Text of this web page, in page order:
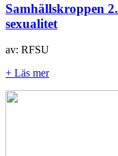
Samhällskroppen
sexualitet
av: RFSU
+ Läs mer